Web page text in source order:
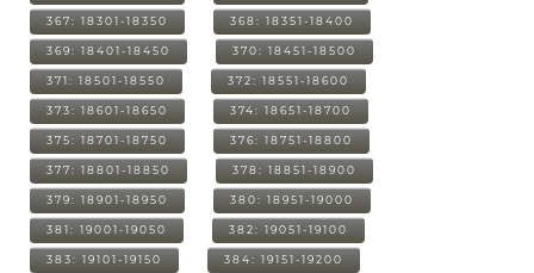
367: 18301-18350 368: 18351-18400
369: 18401-18450 370: 18451-18500
371: 18501-18550 372: 18551-18600
373: 18601-18650 374: 18651-18700
375: 18701-18750 376: 18751-18800
377: 18801-18850 378: 18851-18900
379: 18901-18950 380: 18951-19000
381: 19001-19050 382: 19051-19100
383: 19101-19150 384: 19151-19200